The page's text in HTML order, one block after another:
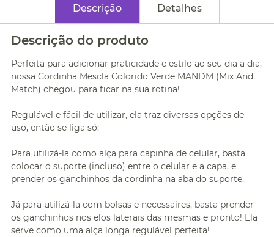
Descrição Detalhes
Descrição do produto
Perfeita para adicionar praticidade e estilo ao seu dia a dia,
nossa Cordinha Mescla Colorido Verde MANDM (Mix And
Match) chegou para ficar na sua rotina!
Regulável e fácil de utilizar, ela traz diversas opções de
uso, então se liga só:
Para utilizá-la como alça para capinha de celular, basta
colocar o suporte (incluso) entre o celular e a capa, e
prender os ganchinhos da cordinha na aba do suporte.
Já para utilizá-la com bolsas e necessaires, basta prender
os ganchinhos nos elos laterais das mesmas e pronto! Ela
serve como uma alça longa regulável perfeita!